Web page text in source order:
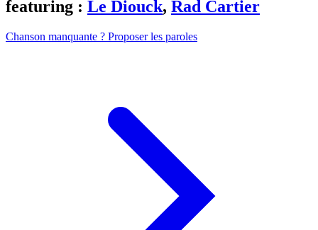
featuring : Le Diouck, Rad Cartier
Chanson manquante ? Proposer les paroles